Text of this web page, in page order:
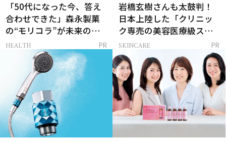
「50代になった今、答え
合わせできた」森永製菓
の“モリコラ”が未来のキ
レイを連れてくる！
HEALTH PR
岩橋玄樹さんも太鼓判！
日本上陸した「クリニッ
ク専売の美容医療級スキ
ンケア」
SKINCARE PR